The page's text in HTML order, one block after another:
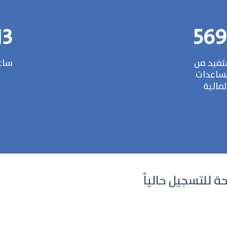
من
للتسجيل حالياً